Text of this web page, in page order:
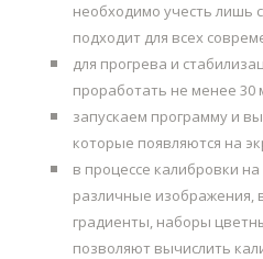
необходимо учесть лишь
подходит для всех
для прогрева и
проработать не менее 30
запускаем программу и
которые появляются на
в процессе калибровки
различные изображения,
градиенты, наборы
позволяют вычислить